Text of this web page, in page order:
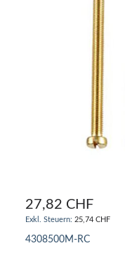
27,82 CHF
25,74 CHF
4308500M-RC